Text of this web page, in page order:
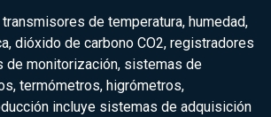
de temperatura, humedad,
dióxido de carbono CO2, registradores
de monitorización, sistemas de
termómetros, higrómetros,
incluye sistemas de adquisición